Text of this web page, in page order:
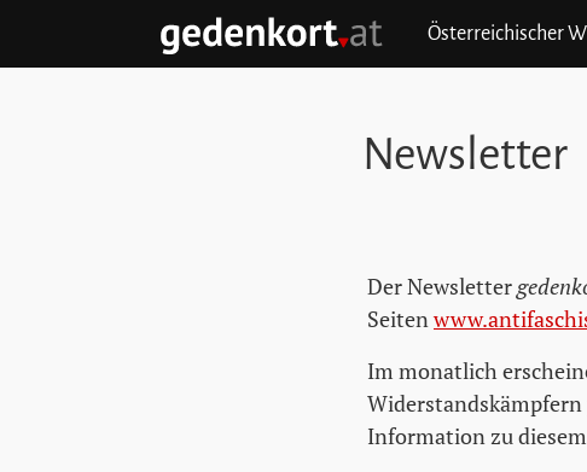
Zum Hauptinhalt springen
Zum Hauptmenü springen
Zu den Quicklinks springen
GEDENKORT - STARTSEITE
Österreichischer
Newsletter
Der Newsletter
Seiten
Im monatlich
Information zu